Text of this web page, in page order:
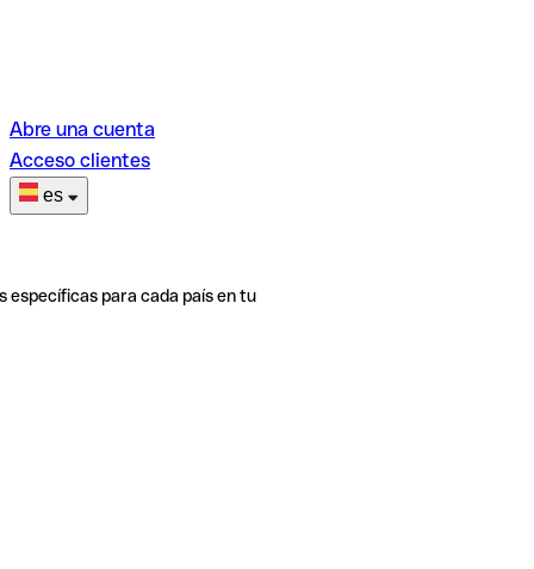
Abre una cuenta
Acceso clientes
es
específicas para cada país en tu